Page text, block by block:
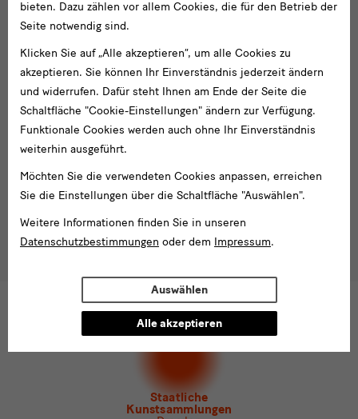
bieten. Dazu zählen vor allem Cookies, die für den Betrieb der
Seite notwendig sind.
Klicken Sie auf „Alle akzeptieren“, um alle Cookies zu
akzeptieren. Sie können Ihr Einverständnis jederzeit ändern
und widerrufen. Dafür steht Ihnen am Ende der Seite die
Schaltfläche "Cookie-Einstellungen" ändern zur Verfügung.
Funktionale Cookies werden auch ohne Ihr Einverständnis
weiterhin ausgeführt.
Möchten Sie die verwendeten Cookies anpassen, erreichen
Sie die Einstellungen über die Schaltfläche "Auswählen".
Weitere Informationen finden Sie in unseren
Datenschutzbestimmungen oder dem Impressum.
Auswählen
Alle akzeptieren
Media
und
Newsletter
Folgen Sie uns
Blog
Newsletter
E-
Adresse
eingeben*
* Pflichtfeld
Ich stimme derDatenschutzerklärung
Newsletterabonnieren*
Newsletterder Staatlichen Kunstsammlungen
Newsletterdes Albertinum
Museum für Sächsische Volkskunst
Tel. +49 351 49 14 2000
besucherservice(at)skdmuseum.info
Staatliche
Kunstsammlungen